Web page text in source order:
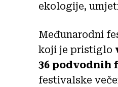
ekologije,
Međunarodni
koji je pristiglo
36 podvodnih
festivalske